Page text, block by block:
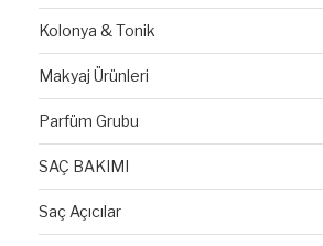
Kolonya & Tonik
Makyaj Ürünleri
Parfüm Grubu
SAÇ BAKIMI
Saç Açıcılar